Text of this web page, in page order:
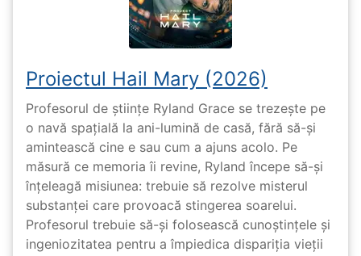
Proiectul Hail Mary (2026)
Profesorul de științe Ryland Grace se trezește pe
o navă spațială la ani-lumină de casă, fără să-și
amintească cine e sau cum a ajuns acolo. Pe
măsură ce memoria îi revine, Ryland începe să-și
înțeleagă misiunea: trebuie să rezolve misterul
substanței care provoacă stingerea soarelui.
Profesorul trebuie să-și folosească cunoștințele și
ingeniozitatea pentru a împiedica dispariția vieții